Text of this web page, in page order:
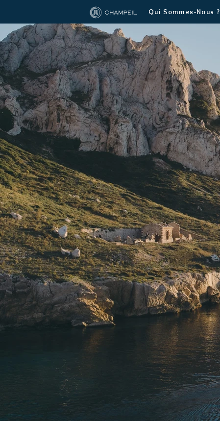
Qui Sommes-Nous ?